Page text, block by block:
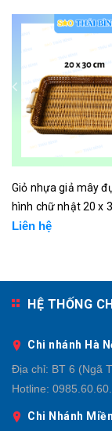
Giỏ nhựa giả mây
hình chữ nhật 20 x
Liên hệ
HỆ THỐNG
Chi nhánh Hà
Địa chỉ: BT 6 (Ngã
Hotline:
Chi Nhánh